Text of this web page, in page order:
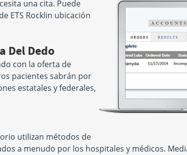
una cita. Puede
ETS Rocklin ubicación
Del Dedo
con la oferta de
pacientes sabrán por
estatales y federales,
utilizan métodos de
a menudo por los hospitales y médicos.